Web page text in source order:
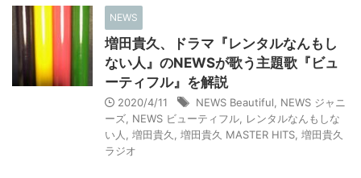
NEWS
増田貴久、ドラマ『レンタルなんもし
ない人』のNEWSが歌う主題歌『ビュ
ーティフル』を解説
2020/4/11 NEWS Beautiful
NEWS ジャニ
ーズ NEWS ビューティフル
レンタルなんもしな
い人
増田貴久 増田貴久 MASTER HITS 増田貴久
ラジオ